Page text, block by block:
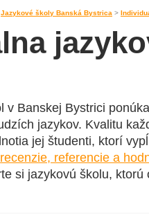
Jazykové školy Banská Bystrica >
v Banskej Bystrici
jazykov. Kvalitu
jej študenti, ktorí
recenzie, referencie a
si jazykovú školu, ktorú